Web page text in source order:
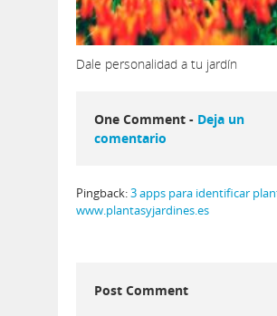
Dale personalidad a tu jardín
One Comment - Deja un
comentario
Pingback:3 apps para identificar
www.plantasyjardines.es
Post Comment